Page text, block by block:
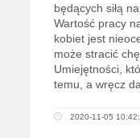
będących siłą
Wartość pracy
kobiet jest
może stracić
Umiejętności,
temu, a wręcz
2020-11-05